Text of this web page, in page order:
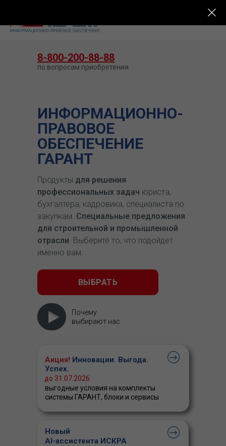
ИНФОРМАЦИОННО-
ПРАВОВОЕ
ОБЕСПЕЧЕНИЕ
ГАРАНТ
Продукты для решения
профессиональных задач юриста,
бухгалтера, кадровика, специалиста по
закупкам. Специальные предложения
для строительной и промышленной
отрасли. Выберите то, что подойдет
именно вам.
ВЫБРАТЬ
Почему
выбирают нас
Акция! Инновации. Выгода.
Успех.
выгодные условия на комплекты
системы ГАРАНТ, блоки и сервисы
до 31.07.2026
8-800-200-88-88
по вопросам приобретения
Новый
AI-ассистента ИСКРА